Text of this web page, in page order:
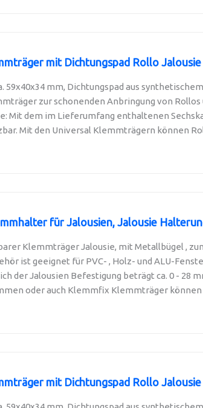
mit Dichtungspad Rollo
59x40x34 mm, Dichtungspad aus
zur schonenden Anbringung von Rollos
Mit dem im Lieferumfang enthaltenen
Mit den Universal Klemmträgern können
für Jalousien, Jalousie
Klemmträger Jalousie, mit Metallbügel ,
ist geeignet für PVC- , Holz- und ALU-
der Jalousien Befestigung beträgt ca. 0 - 28
oder auch Klemmfix Klemmträger
mit Dichtungspad Rollo